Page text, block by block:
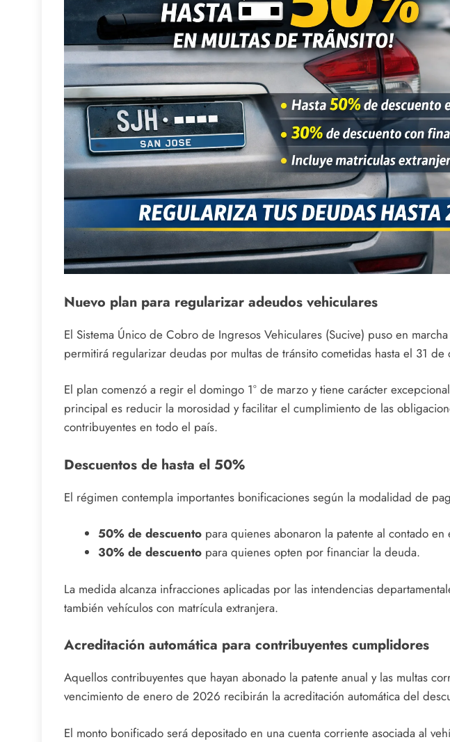
Nuevo plan para regularizar adeudos vehiculares
El Sistema Único de Cobro de Ingresos Vehiculares (Sucive) puso en
permitirá regularizar deudas por multas de tránsito cometidas hasta el 31
El plan comenzó a regir el domingo 1° de marzo y tiene carácter
principal es reducir la morosidad y facilitar el cumplimiento de las
contribuyentes en todo el país.
Descuentos de hasta el 50%
El régimen contempla importantes bonificaciones según la modalidad de
50% de descuentopara quienes abonaron la patente al contado
30% de descuentopara quienes opten por financiar la deuda.
La medida alcanza infracciones aplicadas por las intendencias
también vehículos con matrícula extranjera.
Acreditación automática para contribuyentes cumplidores
Aquellos contribuyentes que hayan abonado la patente anual y las multas
vencimiento de enero de 2026 recibirán la acreditación automática del
El monto bonificado será depositado en una cuenta corriente asociada al